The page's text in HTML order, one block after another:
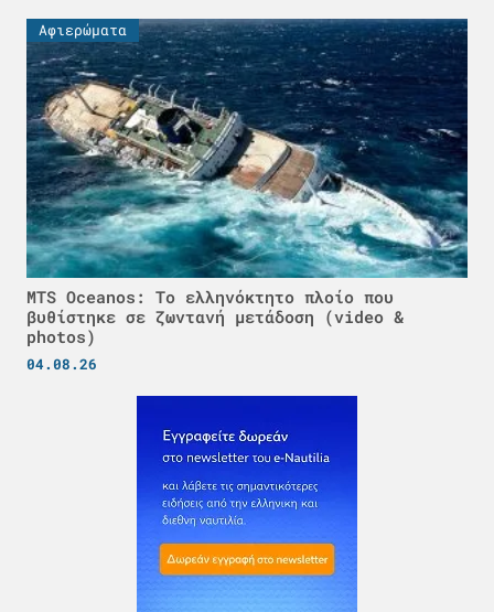
Αφιερώματα
MTS Oceanos: Το ελληνόκτητο πλοίο που
βυθίστηκε σε ζωντανή μετάδοση (video &
photos)
04.08.26